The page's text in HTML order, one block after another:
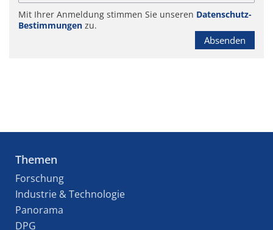
Mit Ihrer Anmeldung stimmen Sie unseren Datenschutz-
Bestimmungen zu.
Absenden
Themen
Forschung
Industrie & Technologie
Panorama
DPG